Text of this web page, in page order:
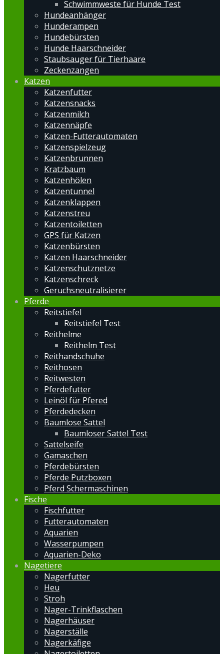
Schwimmweste für Hunde Test
Hundeanhänger
Hunderampen
Hundebürsten
Hunde Haarschneider
Staubsauger für Tierhaare
Zeckenzangen
Katzen
Katzenfutter
Katzensnacks
Katzenmilch
Katzennäpfe
Katzen-Futterautomaten
Katzenspielzeug
Katzenbrunnen
Kratzbaum
Katzenhölen
Katzentunnel
Katzenklappen
Katzenstreu
Katzentoiletten
GPS für Katzen
Katzenbürsten
Katzen Haarschneider
Katzenschutznetze
Katzenschreck
Geruchsneutralisierer
Pferde
Reitstiefel
Reitstiefel Test
Reithelme
Reithelm Test
Reithandschuhe
Reithosen
Reitwesten
Pferdefutter
Leinöl für Pfered
Pferdedecken
Baumlose Sattel
Baumloser Sattel Test
Sattelseife
Gamaschen
Pferdebürsten
Pferde Putzboxen
Pferd Schermaschinen
Fische
Fischfutter
Futterautomaten
Aquarien
Wasserpumpen
Aquarien-Deko
Nagetiere
Nagerfutter
Heu
Stroh
Nager-Trinkflaschen
Nagerhäuser
Nagerställe
Nagerkäfige